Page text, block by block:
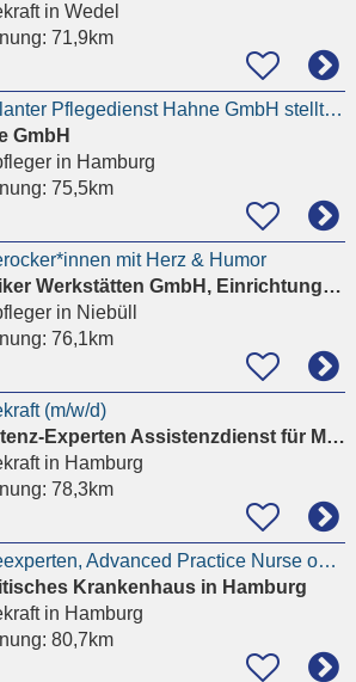
in Wedel
71,9km
Ambulanter Pflegedienst Hahne GmbH stellt ab sofort ein das Alter spielt keine Rolle
GmbH
in Hamburg
75,5km
mit Herz & Humor
Mürwiker Werkstätten GmbH, Einrichtungen für Behinderte
in Niebüll
76,1km
(m/w/d)
Assistenz-Experten Assistenzdienst für Menschen...
in Hamburg
78,3km
Pflegeexperten, Advanced Practice Nurse oder Onkologische Pflegekraft (m/w/d)
Krankenhaus in Hamburg
in Hamburg
80,7km